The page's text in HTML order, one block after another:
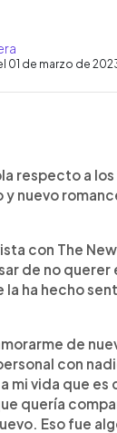
01 de marzo de
artículo
respecto a
y nuevo
con The
de no querer
la ha hecho
de
con
mi vida que
quería
Eso fue